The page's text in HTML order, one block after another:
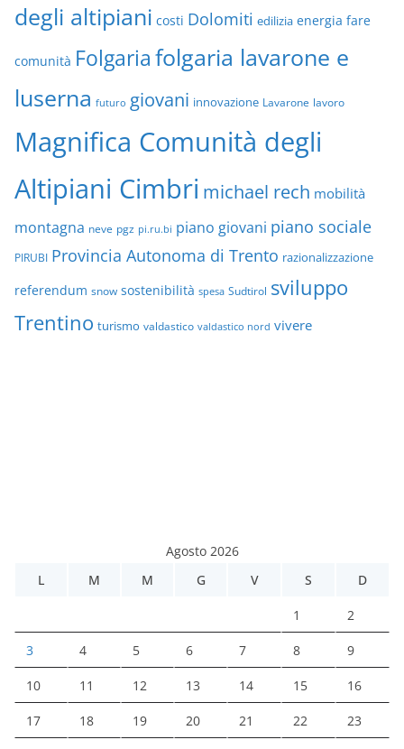
degli altipiani costi Dolomiti edilizia energia fare
comunità Folgariafolgaria lavarone e
luserna futuro giovani innovazione Lavarone lavoro
Magnifica Comunità degli
Altipiani Cimbri michael rech mobilità
montagna neve pgz pi.ru.bi piano giovani piano sociale
PIRUBI Provincia Autonoma di Trento razionalizzazione
referendum snow sostenibilità spesa Sudtirol sviluppo
Trentino turismo valdastico valdastico nord vivere
Agosto 2026
L
M M G V S D
1 2
3 4 5 6 7 8 9
10 11 12 13 14 15 16
17 18 19 20 21 22 23